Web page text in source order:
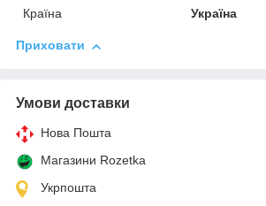
Країна
Україна
Приховати
Умови доставки
Нова Пошта
Магазини Rozetka
Укрпошта